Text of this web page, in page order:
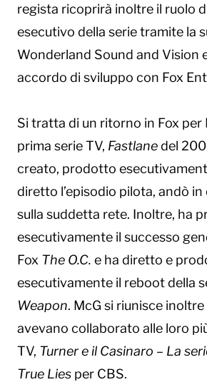
regista ricoprirà inoltre il ruolo
esecutivo della serie tramite la
Wonderland Sound and Vision
accordo di sviluppo con Fox
Si tratta di un ritorno in Fox per
prima serie TV, Fastlanedel
creato, prodotto
diretto l’episodio pilota, andò
sulla suddetta rete. Inoltre, ha
esecutivamente il successo
Fox The O.C. e ha diretto e
esecutivamente il reboot della
Weapon. McG si riunisce
avevano collaborato alle loro
TV, Turner e il Casinaro – La
True Lies per CBS.